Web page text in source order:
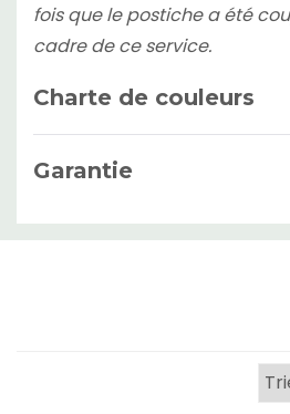
fois que le postiche a été
cadre de ce service.
Charte de couleurs
Garantie